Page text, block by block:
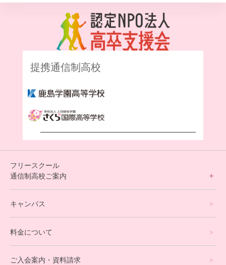
提携通信制高校
フリースクール
通信制高校ご案内
オンラインコース
eスポーツコース
キャンパス
料金について
ご入会案内・資料請求